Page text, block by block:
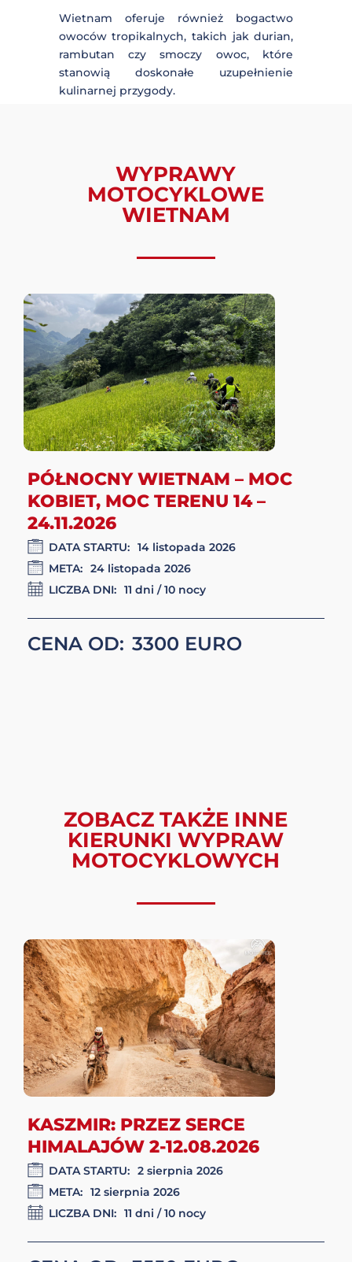
regionu jest bardziej pikantna i
złożona.Bánh xèo
to chrupiące
naleśniki ryżowe z nadzieniem z
krewetek i kiełków fasoli, amì
Quảngto makaron ryżowy z
dominują słodsze smaki.Cơm tấm
danie z łamanego ryżu, podawane z
grillowaną wieprzowiną, jajkiem
świeże spring rollsy z krewetkami,
ryżowym, zawinięte w papier ryżowy.
Wietnam oferuje również bogactwo
owoców tropikalnych, takich jak
durian, rambutan czy smoczy owoc,
które stanowią doskonałe uzupełnienie
kulinarnej przygody.
WYPRAWY
MOTOCYKLOWE
WIETNAM
KOBIET, MOC TERENU 14 –
24.11.2026
DATA STARTU: 14 listopada 2026
11 dni / 10 nocy
CENA OD: 3300
ZOBACZ TAKŻE INNE
KIERUNKI WYPRAW
MOTOCYKLOWYCH